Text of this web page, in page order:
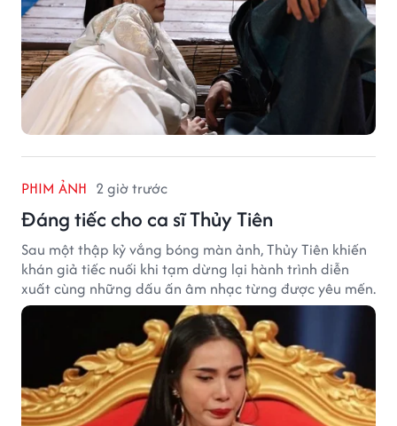
PHIM ẢNH 2 giờ trước
Đáng tiếc cho ca sĩ Thủy Tiên
Sau một thập kỷ vắng bóng màn ảnh, Thủy Tiên khiến
khán giả tiếc nuối khi tạm dừng lại hành trình diễn
xuất cùng những dấu ấn âm nhạc từng được yêu mến.